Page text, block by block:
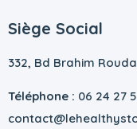
Siège Social
332, Bd Brahim
Téléphone : 06 24 27